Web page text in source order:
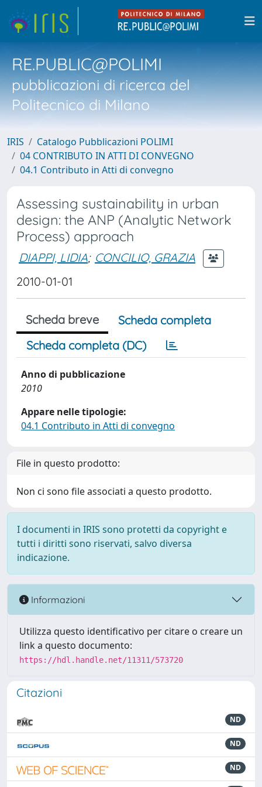
RE.PUBLIC@POLIMI
pubblicazioni di ricerca del
Politecnico di Milano
IRIS
Catalogo Pubblicazioni POLIMI
04 CONTRIBUTO IN ATTI DI CONVEGNO
04.1 Contributo in Atti di convegno
Assessing sustainability in urban
design: the ANP (Analytic Network
Process) approach
DIAPPI, LIDIA; CONCILIO, GRAZIA
2010-01-01
Scheda breve
Scheda completa
Scheda completa (DC)
Anno di pubblicazione
2010
Appare nelle tipologie:
04.1 Contributo in Atti di convegno
File in questo prodotto:
Non ci sono file associati a questo prodotto.
I documenti in IRIS sono protetti da copyright e
tutti i diritti sono riservati, salvo diversa
indicazione.
Informazioni
Utilizza questo identificativo per citare o creare un
link a questo documento:
https://hdl.handle.net/11311/573720
Citazioni
ND
ND
ND